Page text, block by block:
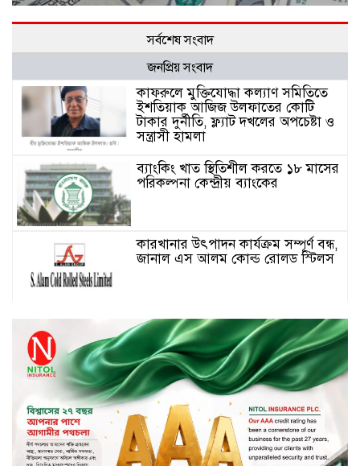
সর্বশেষ সংবাদ
জনপ্রিয় সংবাদ
কাফরুলে মুক্তিযোদ্ধা কল্যাণ সমিতিতে
ইশতিয়াক আজিজ উলফাতের কোটি
টাকার দুর্নীতি, ফ্ল্যাট দখলের অপচেষ্টা ও
সন্ত্রাসী হামলা
ব্যাংকিং খাত স্থিতিশীল করতে ১৮ মাসের
পরিকল্পনা কেন্দ্রীয় ব্যাংকের
কারখানার উৎপাদন কার্যক্রম সম্পূর্ণ বন্ধ,
জানাল এস আলম কোল্ড রোলড স্টিলস
দীর্ঘস্থায়ী ৭,৫০০ এমএএইচ ব্যাটারি
এবং শক্তিশালী গরিলা গ্লাস ৭আই সুরক্ষা
নিয়ে শাওমি উন্মোচন করল নতুন রেডমি
১৭
২০২৫-২৬ অর্থবছরে এনবিআরের রাজস্ব
আদায় ৪.১৫ লাখ কোটি টাকা